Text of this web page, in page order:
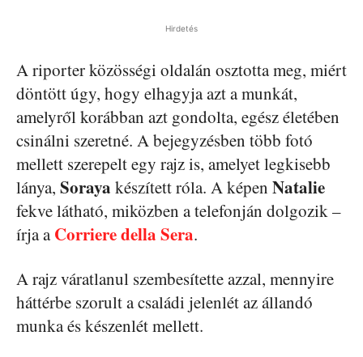
Hirdetés
A riporter közösségi oldalán osztotta meg, miért
döntött úgy, hogy elhagyja azt a munkát,
amelyről korábban azt gondolta, egész életében
csinálni szeretné. A bejegyzésben több fotó
mellett szerepelt egy rajz is, amelyet legkisebb
lánya, Soraya készített róla. A képen Natalie
fekve látható, miközben a telefonján dolgozik –
írja aCorriere della Sera.
A rajz váratlanul szembesítette azzal, mennyire
háttérbe szorult a családi jelenlét az állandó
munka és készenlét mellett.